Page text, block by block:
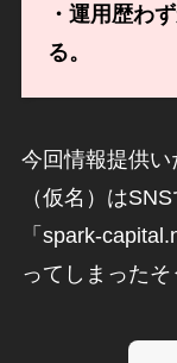
・運用歴わ
る。
今回情報提供
（仮名）は
「spark-
ってしまったそ